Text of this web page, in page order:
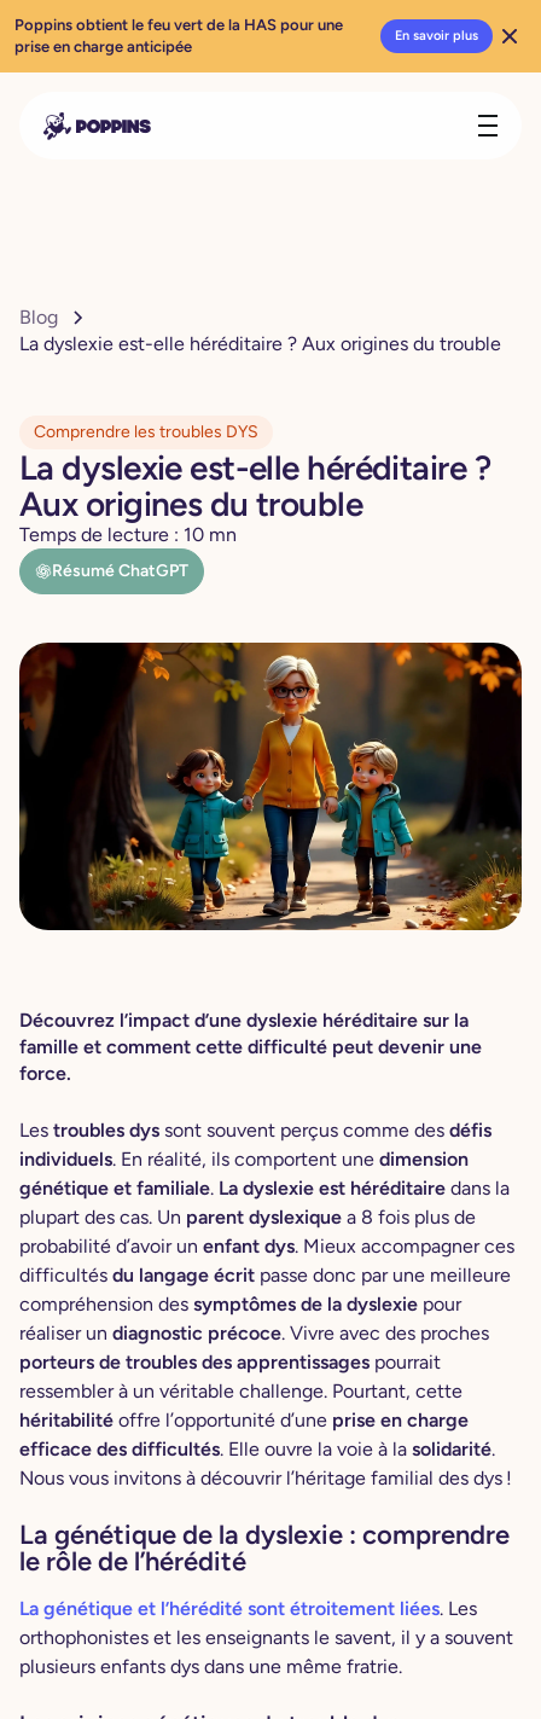
Blog
La dyslexie est-elle héréditaire ? Aux origines du trouble
Comprendre les troubles DYS
La dyslexie est-elle héréditaire ?
Aux origines du trouble
Temps de lecture : 10 mn
Résumé ChatGPT
Découvrez l’impact d’une dyslexie héréditaire sur la
famille et comment cette difficulté peut devenir une
force.
Les troubles dys sont souvent perçus comme des défis
individuels. En réalité, ils comportent une dimension
génétique et familiale. La dyslexie est héréditaire dans la
plupart des cas. Un parent dyslexique a 8 fois plus de
probabilité d’avoir un enfant dys. Mieux accompagner ces
difficultés du langage écrit passe donc par une meilleure
compréhension des symptômes de la dyslexie pour
réaliser un diagnostic précoce. Vivre avec des proches
porteurs de troubles des apprentissages pourrait
ressembler à un véritable challenge. Pourtant, cette
héritabilité offre l’opportunité d’une prise en charge
efficace des difficultés. Elle ouvre la voie à la solidarité.
Nous vous invitons à découvrir l’héritage familial des dys !
La génétique de la dyslexie : comprendre
le rôle de l’hérédité
La génétique et l’hérédité sont étroitement liées. Les
orthophonistes et les enseignants le savent, il y a souvent
plusieurs enfants dys dans une même fratrie.
Poppins obtient le feu vert de la HAS pour une
prise en charge anticipée
En savoir plus